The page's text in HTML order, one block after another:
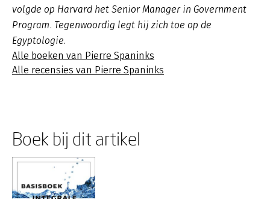
volgde op Harvard het Senior Manager in Government
Program. Tegenwoordig legt hij zich toe op de
Egyptologie.
Alle boeken van Pierre Spaninks
Alle recensies van Pierre Spaninks
Boek bij dit artikel